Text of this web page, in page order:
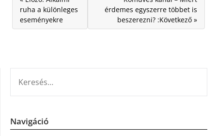
ruha a különleges
eseményekre
érdemes egyszerre többet is
beszerezni? :Következő »
Navigáció